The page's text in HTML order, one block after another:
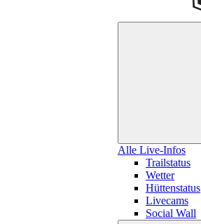
Alle Live-Infos
Trailstatus
Wetter
Hüttenstatus
Livecams
Social Wall